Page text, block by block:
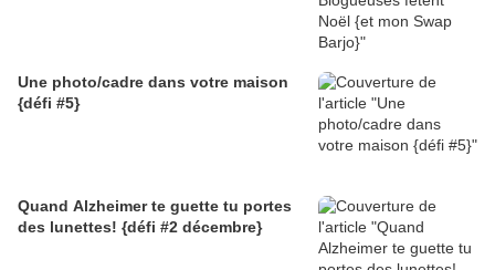
Une photo/cadre dans votre maison
{défi #5}
Quand Alzheimer te guette tu portes
des lunettes! {défi #2 décembre}